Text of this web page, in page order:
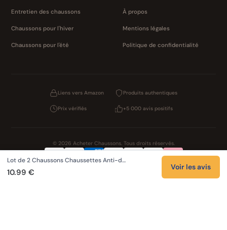
Entretien des chaussons
Chaussons pour l'hiver
Chaussons pour l'été
À propos
Mentions légales
Politique de confidentialité
Liens vers Amazon Produits authentiques
Prix vérifiés +5 000 avis positifs
© 2026 Acheter Chaussons. Tous droits réservés.
ConfidentialitéCGVCookies
Lot de 2 Chaussons Chaussettes Anti-d…
10.99 €
Voir les avis